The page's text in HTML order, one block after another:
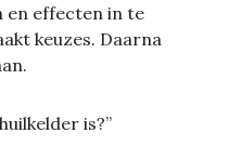
effecten in te
keuzes. Daarna
is?”